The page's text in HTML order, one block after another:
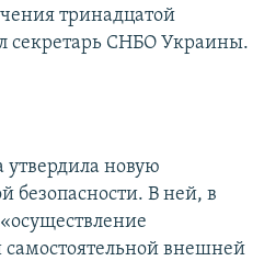
тринадцатой
секретарь СНБО Украины.
утвердила новую
безопасности. В ней, в
внешней